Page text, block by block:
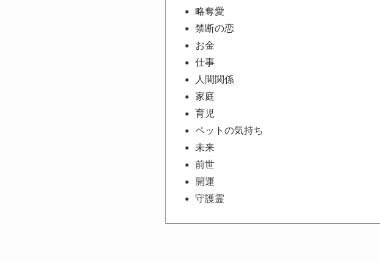
略奪愛
禁断の恋
お金
仕事
人間関係
家庭
育児
ペットの気持ち
未来
前世
開運
守護霊